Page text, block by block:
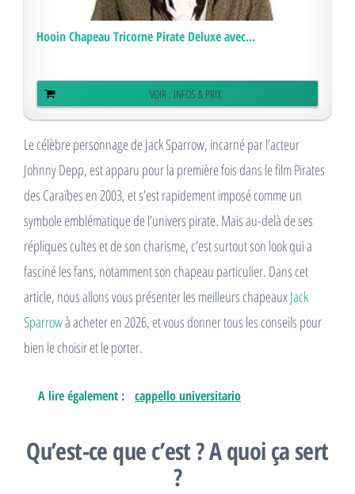
Hooin Chapeau Tricorne Pirate Deluxe avec...
VOIR : INFOS & PRIX
Le célèbre personnage de Jack Sparrow, incarné par l’acteur
Johnny Depp, est apparu pour la première fois dans le film Pirates
des Caraïbes en 2003, et s’est rapidement imposé comme un
symbole emblématique de l’univers pirate. Mais au-delà de ses
répliques cultes et de son charisme, c’est surtout son look qui a
fasciné les fans, notamment son chapeau particulier. Dans cet
article, nous allons vous présenter les meilleurs chapeauxJack
Sparrowà acheter en 2026, et vous donner tous les conseils pour
bien le choisir et le porter.
A lire également : cappello universitario
Qu’est-ce que c’est ? A quoi ça sert
?